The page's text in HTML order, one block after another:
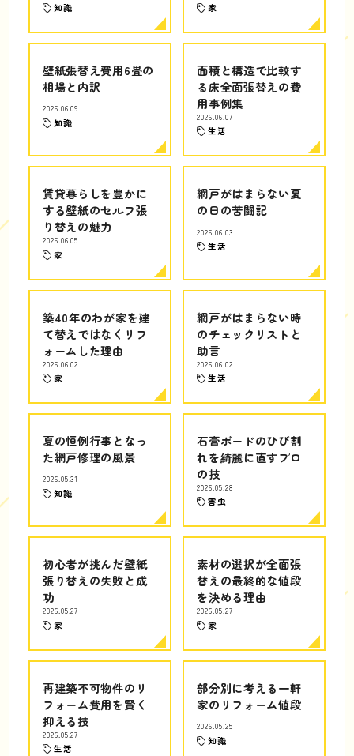
知識 家
壁紙張替え費用6畳の
相場と内訳
2026.06.09
知識
面積と構造で比較す
る床全面張替えの費
用事例集
2026.06.07
生活
賃貸暮らしを豊かに
する壁紙のセルフ張
り替えの魅力
2026.06.05
家
網戸がはまらない夏
の日の苦闘記
2026.06.03
生活
築40年のわが家を建
て替えではなくリフ
ォームした理由
2026.06.02
家
網戸がはまらない時
のチェックリストと
助言
2026.06.02
生活
夏の恒例行事となっ
た網戸修理の風景
2026.05.31
知識
石膏ボードのひび割
れを綺麗に直すプロ
の技
2026.05.28
害虫
初心者が挑んだ壁紙
張り替えの失敗と成
功
2026.05.27
家
素材の選択が全面張
替えの最終的な値段
を決める理由
2026.05.27
家
再建築不可物件のリ
フォーム費用を賢く
抑える技
2026.05.27
生活
部分別に考える一軒
家のリフォーム値段
2026.05.25
知識